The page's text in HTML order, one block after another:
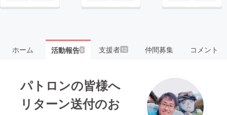
ホーム 活動報告9 支援者 12 仲間募集 コメント
パトロンの皆様へ
リターン送付のお